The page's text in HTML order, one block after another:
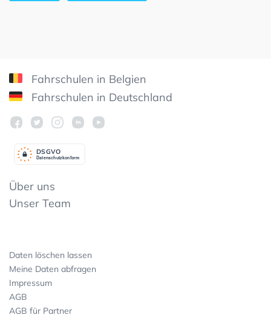
Fahrschulen in Belgien
Fahrschulen in Deutschland
Datenschutzkonform
DSGVO
Über uns
Unser Team
Daten löschen lassen
Meine Daten abfragen
Impressum
AGB
AGB für Partner